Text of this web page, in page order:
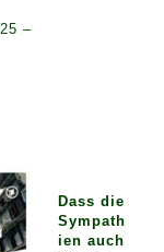
–
Dass die
Sympath
ien auch